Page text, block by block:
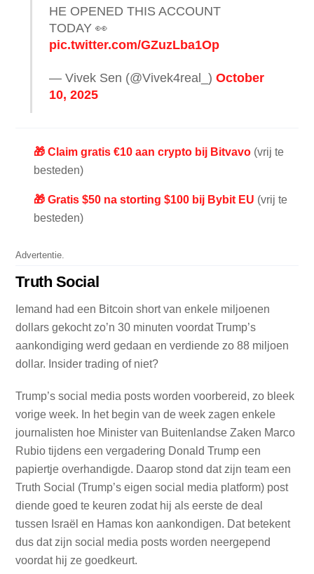
HE OPENED THIS ACCOUNT
TODAY 👀
pic.twitter.com/GZuzLba1Op
— Vivek Sen (@Vivek4real_)October
10, 2025
🎁 Claim gratis €10 aan crypto bij Bitvavo (vrij te
besteden)
🎁 Gratis $50 na storting $100 bij Bybit EU (vrij te
besteden)
Advertentie.
Truth Social
Iemand had een Bitcoin short van enkele miljoenen
dollars gekocht zo’n 30 minuten voordat Trump’s
aankondiging werd gedaan en verdiende zo 88 miljoen
dollar. Insider trading of niet?
Trump’s social media posts worden voorbereid, zo bleek
vorige week. In het begin van de week zagen enkele
journalisten hoe Minister van Buitenlandse Zaken Marco
Rubio tijdens een vergadering Donald Trump een
papiertje overhandigde. Daarop stond dat zijn team een
Truth Social (Trump’s eigen social media platform) post
diende goed te keuren zodat hij als eerste de deal
tussen Israël en Hamas kon aankondigen. Dat betekent
dus dat zijn social media posts worden neergepend
voordat hij ze goedkeurt.